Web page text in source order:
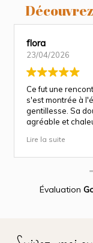
flora
23/04/2026
Ce fut une
s'est montrée à
gentillesse. Sa
agréable et
(grossesse et
Encore merci
Lire la suite
Évaluation